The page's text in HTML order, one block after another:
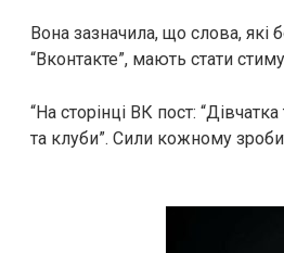
Вона зазначила, що слова, які
“Вконтакте”, мають стати
“На сторінці ВК пост:
та клуби”. Сили кожному